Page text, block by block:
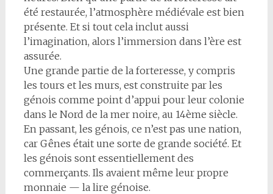
été restaurée, l’atmosphère médiévale est bien
présente. Et si tout cela inclut aussi
l’imagination, alors l’immersion dans l’ère est
assurée.
Une grande partie de la forteresse, y compris
les tours et les murs, est construite par les
génois comme point d’appui pour leur colonie
dans le Nord de la mer noire, au 14ème siècle.
En passant, les génois, ce n’est pas une nation,
car Gênes était une sorte de grande société. Et
les génois sont essentiellement des
commerçants. Ils avaient même leur propre
monnaie — la lire génoise.